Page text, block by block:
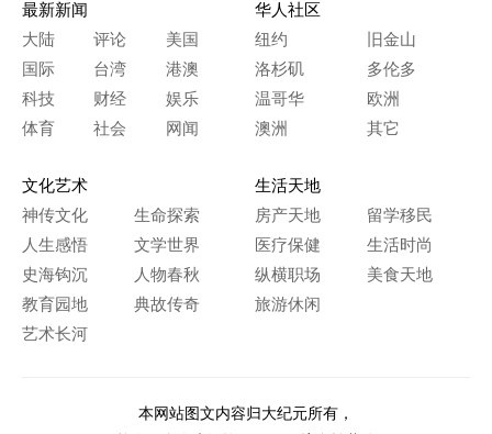
最新新闻
大陆
评论
美国
国际
台湾
港澳
科技
财经
娱乐
体育
社会 网闻
华人社区
纽约
旧金山
洛杉矶
多伦多
温哥华
欧洲
澳洲
其它
文化艺术
神传文化
生命探索
人生感悟
文学世界
史海钩沉
人物春秋
教育园地
典故传奇
艺术长河
生活天地
房产天地
留学移民
医疗保健
生活时尚
纵横职场
美食天地
旅游休闲
本网站图文内容归大纪元所有，